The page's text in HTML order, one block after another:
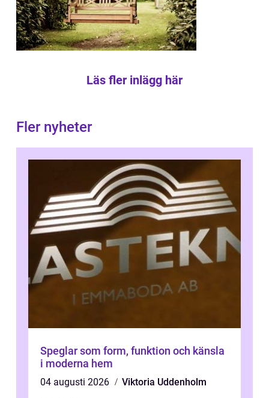
Läs fler inlägg här
Fler nyheter
Speglar som form, funktion och känsla
i moderna hem
04 augusti 2026
Viktoria Uddenholm